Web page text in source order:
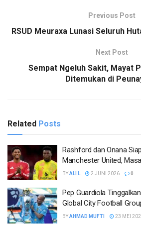
Previous Post
RSUD Meuraxa Lunasi Seluruh
Next Post
Sempat Ngeluh Sakit, Mayat
Ditemukan di
Related Posts
Rashford dan Onana
Manchester United,
BYALI L 2 JUNI 2026 0
Pep Guardiola
Global City Football
BYAHMAD MUFTI 23 MEI